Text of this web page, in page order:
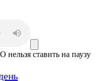
нельзя ставить на паузу